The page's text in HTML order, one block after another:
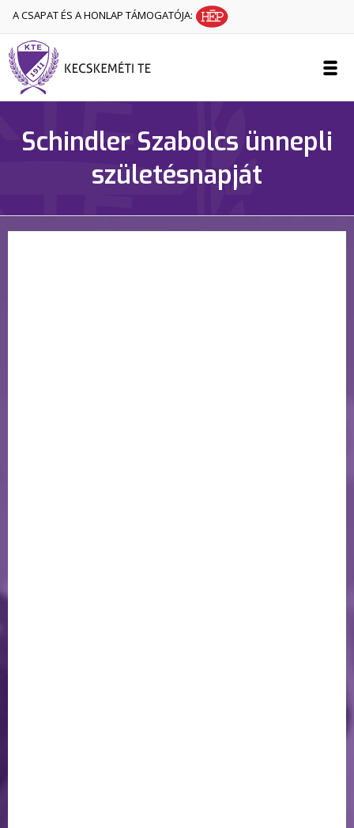
A CSAPAT ÉS A HONLAP TÁMOGATÓJA:
Schindler Szabolcs ünnepli
születésnapját